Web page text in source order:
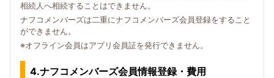
相続人へ相続することはできません。
ナフコメンバーズは二重にナフコメンバーズ会員登録をすること
ができません。
※オフライン会員はアプリ会員証を発行できません。
4.ナフコメンバーズ会員情報登録・費用